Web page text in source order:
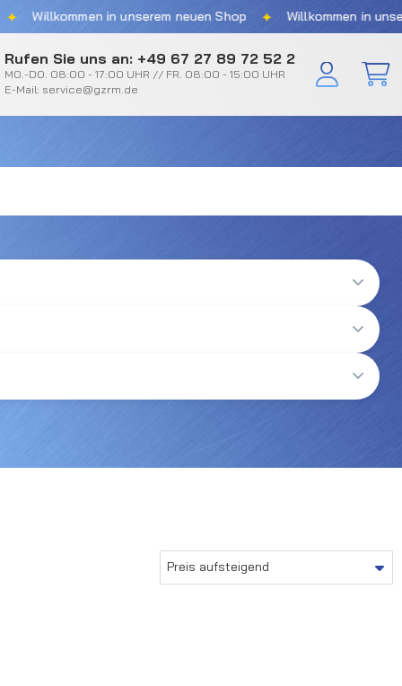
Willkommen in unserem neuen Shop ✦ Willkommen in
Rufen Sie uns an: +49 67 27 89 72 52 2
MO.-DO. 08:00 - 17:00 UHR // FR. 08:00 - 15:00 UHR
E-Mail: service@gzrm.de